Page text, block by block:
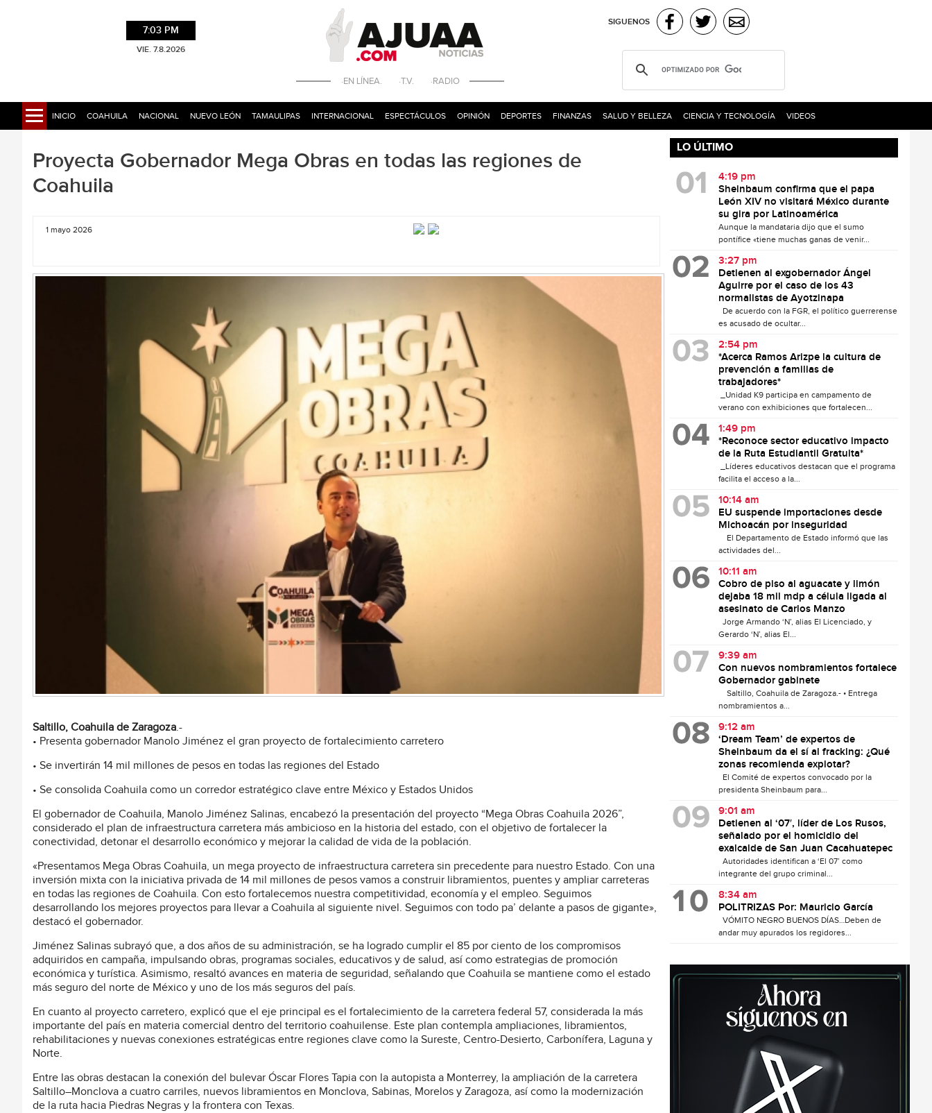
7:03 PM
VIE. 7.8.2026
·EN LÍNEA. ·T.V. ·RADIO
SIGUENOS
INICIO COAHUILA NACIONAL NUEVO LEÓN TAMAULIPAS INTERNACIONAL ESPECTÁCULOS OPINIÓN DEPORTES FINANZAS SALUD Y BELLEZA CIENCIA Y TECNOLOGÍA VIDEOS
Proyecta Gobernador Mega Obras en todas las regiones de
Coahuila
1 mayo 2026
Saltillo, Coahuila de Zaragoza.-
• Presenta gobernador Manolo Jiménez el gran proyecto de fortalecimiento carretero
• Se invertirán 14 mil millones de pesos en todas las regiones del Estado
• Se consolida Coahuila como un corredor estratégico clave entre México y Estados Unidos
El gobernador de Coahuila, Manolo Jiménez Salinas, encabezó la presentación del proyecto “Mega Obras Coahuila 2026”,
considerado el plan de infraestructura carretera más ambicioso en la historia del estado, con el objetivo de fortalecer la
conectividad, detonar el desarrollo económico y mejorar la calidad de vida de la población.
«Presentamos Mega Obras Coahuila, un mega proyecto de infraestructura carretera sin precedente para nuestro Estado. Con una
inversión mixta con la iniciativa privada de 14 mil millones de pesos vamos a construir libramientos, puentes y ampliar carreteras
en todas las regiones de Coahuila. Con esto fortalecemos nuestra competitividad, economía y el empleo. Seguimos
desarrollando los mejores proyectos para llevar a Coahuila al siguiente nivel. Seguimos con todo pa’ delante a pasos de gigante»,
destacó el gobernador.
Jiménez Salinas subrayó que, a dos años de su administración, se ha logrado cumplir el 85 por ciento de los compromisos
adquiridos en campaña, impulsando obras, programas sociales, educativos y de salud, así como estrategias de promoción
económica y turística. Asimismo, resaltó avances en materia de seguridad, señalando que Coahuila se mantiene como el estado
más seguro del norte de México y uno de los más seguros del país.
En cuanto al proyecto carretero, explicó que el eje principal es el fortalecimiento de la carretera federal 57, considerada la más
importante del país en materia comercial dentro del territorio coahuilense. Este plan contempla ampliaciones, libramientos,
rehabilitaciones y nuevas conexiones estratégicas entre regiones clave como la Sureste, Centro-Desierto, Carbonífera, Laguna y
Norte.
Entre las obras destacan la conexión del bulevar Óscar Flores Tapia con la autopista a Monterrey, la ampliación de la carretera
Saltillo–Monclova a cuatro carriles, nuevos libramientos en Monclova, Sabinas, Morelos y Zaragoza, así como la modernización
de la ruta hacia Piedras Negras y la frontera con Texas.
LO ÚLTIMO
4:19 pm
Sheinbaum confirma que el papa
León XIV no visitará México durante
su gira por Latinoamérica
Aunque la mandataria dijo que el sumo
pontífice «tiene muchas ganas de venir...
3:27 pm
Detienen al exgobernador Ángel
Aguirre por el caso de los 43
normalistas de Ayotzinapa
De acuerdo con la FGR, el político guerrerense
es acusado de ocultar...
2:54 pm
*Acerca Ramos Arizpe la cultura de
prevención a familias de
trabajadores*
_Unidad K9 participa en campamento de
verano con exhibiciones que fortalecen...
1:49 pm
*Reconoce sector educativo impacto
de la Ruta Estudiantil Gratuita*
_Líderes educativos destacan que el programa
facilita el acceso a la...
10:14 am
EU suspende importaciones desde
Michoacán por inseguridad
El Departamento de Estado informó que las
actividades del...
10:11 am
Cobro de piso al aguacate y limón
dejaba 18 mil mdp a célula ligada al
asesinato de Carlos Manzo
Jorge Armando ‘N’, alias El Licenciado, y
Gerardo ‘N’, alias El...
9:39 am
Con nuevos nombramientos fortalece
Gobernador gabinete
Saltillo, Coahuila de Zaragoza.- • Entrega
nombramientos a...
9:12 am
‘Dream Team’ de expertos de
Sheinbaum da el sí al fracking: ¿Qué
zonas recomienda explotar?
El Comité de expertos convocado por la
presidenta Sheinbaum para...
9:01 am
Detienen al ‘07′, líder de Los Rusos,
señalado por el homicidio del
exalcalde de San Juan Cacahuatepec
Autoridades identifican a ‘El 07’ como
integrante del grupo criminal...
8:34 am
POLITRIZAS Por: Mauricio García
VÓMITO NEGRO BUENOS DÍAS…Deben de
andar muy apurados los regidores...